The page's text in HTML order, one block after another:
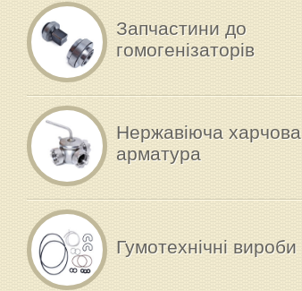
Запчастини до
гомогенізаторів
Нержавіюча харчова
арматура
Гумотехнічні вироби